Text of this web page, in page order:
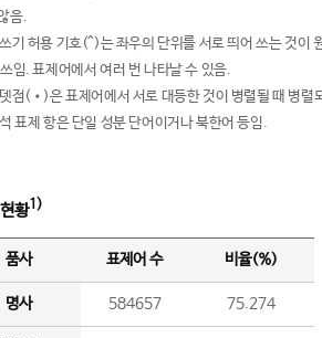
음.
기 허용 기호(^)는 좌우의 단위를 서로 띄어 쓰는 것이
임. 표제어에서 여러 번 나타날 수 있음.
점(•)은 표제어에서 서로 대등한 것이 병렬될 때 병렬
표제 항은 단일 성분 단어이거나 북한어 등임.
황1)
품사 표제어 수 비율(%)
명사 584657 75.274